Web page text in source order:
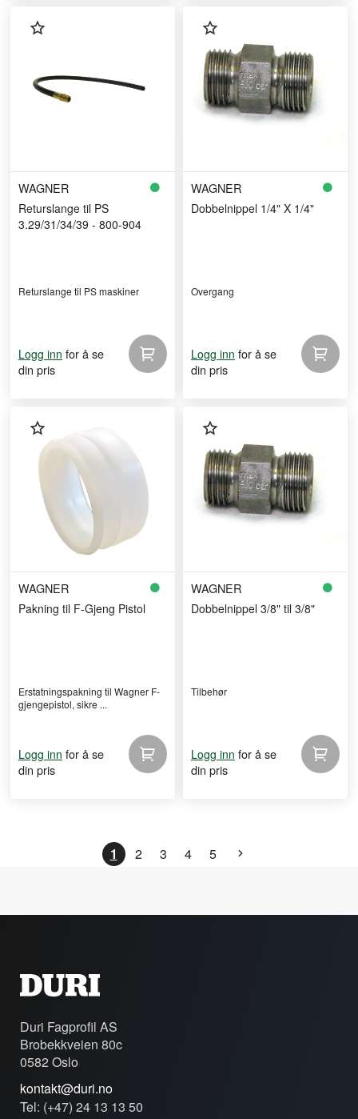
WAGNER
Returslange til PS
3.29/31/34/39 - 800-904
Returslange til PS maskiner
Logg inn for å se
din pris
WAGNER
Dobbelnippel 1/4" X 1/4"
Overgang
Logg inn for å se
din pris
WAGNER
Pakning til F-Gjeng Pistol
Erstatningspakning til Wagner F-
gjengepistol, sikre ...
Logg inn for å se
din pris
WAGNER
Dobbelnippel 3/8" til 3/8"
Tilbehør
Logg inn for å se
din pris
1 2 3 4 5
Duri Fagprofil AS
Brobekkveien 80c
0582 Oslo
kontakt@duri.no
Tel: (+47) 24 13 13 50